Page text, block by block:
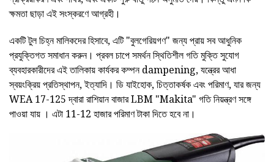
ক্ষমতা ছাড়া এই সংস্করণে আগ্রহী।
একটি টুল চিহ্ন মালিকদের হিসাবে, এটি "বুলগেরিয়গণ" জন্য প্রায় সব আধুনিক
প্রযুক্তিগত সমাধান করুন। প্রবল চাপে সমর্থন স্থিতিশীল গতি মুক্তি সুযোগ
ব্যবহারকারীদের এই তালিকায় কার্যকর কম্পন dampening, যন্ত্রের আধা
স্বয়ংক্রিয় প্রতিস্থাপন, ইত্যাদি। ডি যাইহোক, চিত্তাকর্ষক এবং পরিমাণ, যার জন্য
WEA 17-125 দ্বারা রাশিয়ান বাজার LBM "Makita" গতি নিয়ন্ত্রণ সঙ্গে
পাওয়া যায় । এটা 11-12 হাজার পরিমাণ টাকা দিতে হবে না।